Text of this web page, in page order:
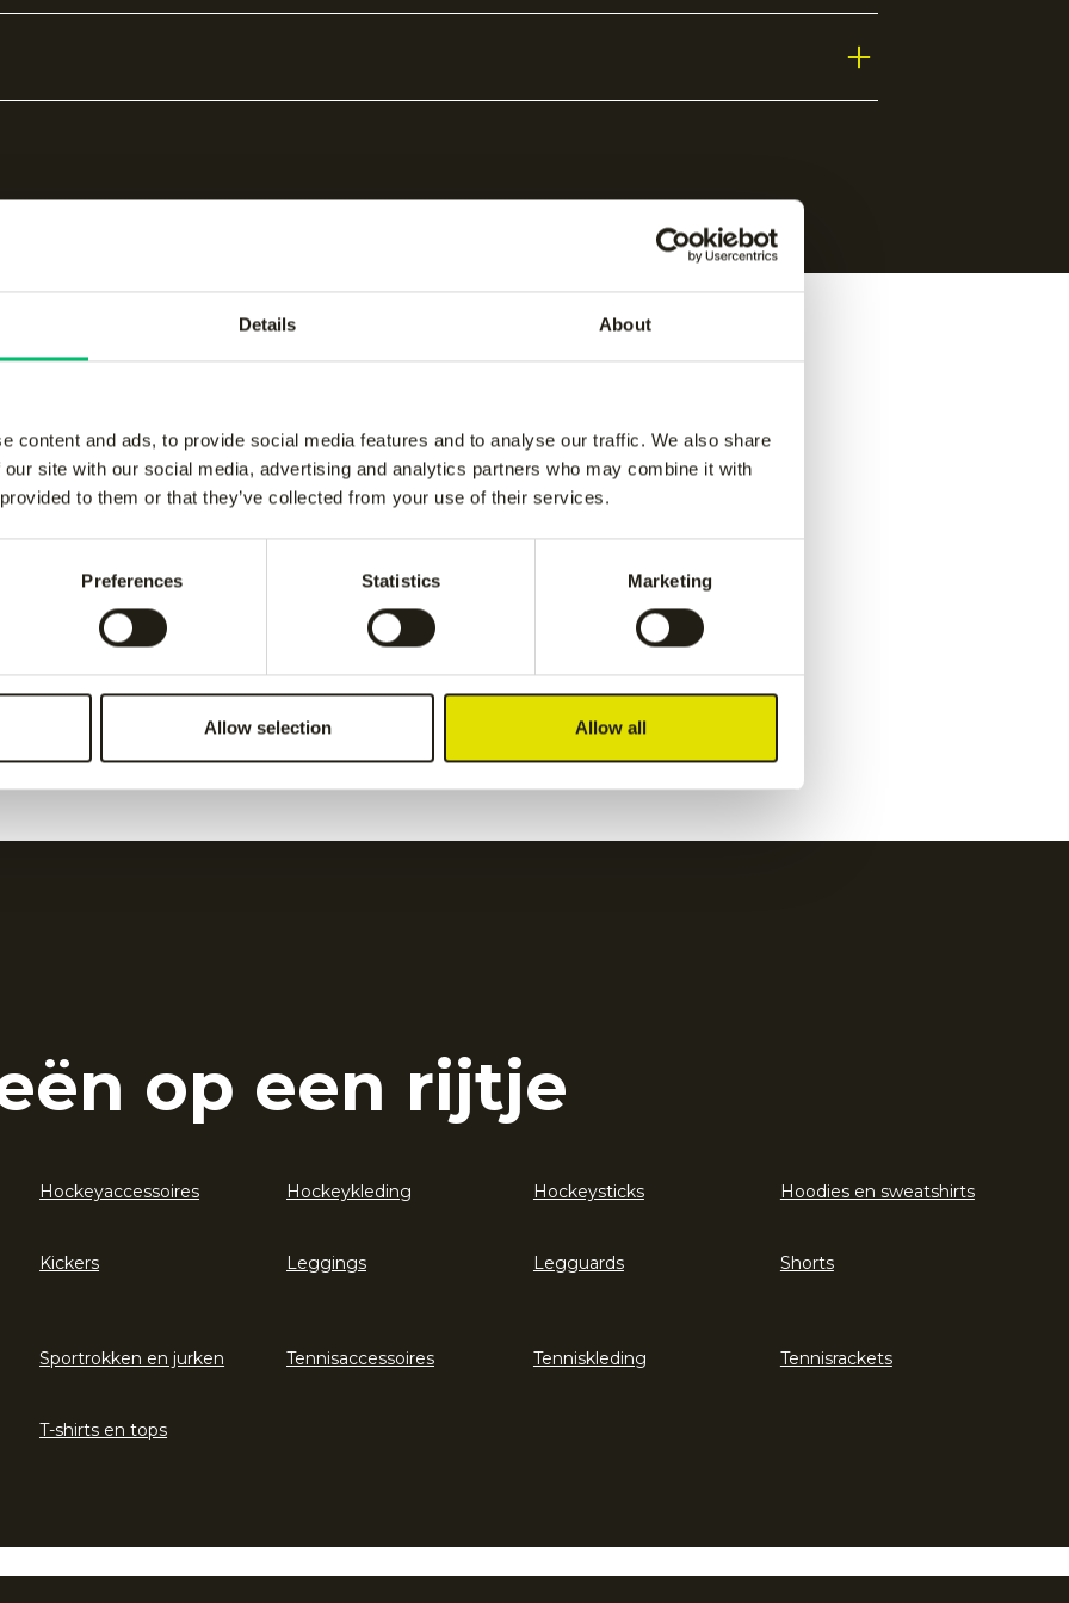
Details About
content and ads, to provide social media features and to analyse our traffic. We also share
site with our social media, advertising and analytics partners who may combine it with
to them or that they’ve collected from your use of their services.
Preferences Statistics Marketing
Allow selection Allow all
producten
performance
Jaipur women performance
pant
pant
€55.00
pant-Grey Kadiri women pant-navy
€65.00
Kadiri women pant
op een rijtje
Hockeyaccessoires Hockeykleding Hockeysticks Hoodies en sweatshirts
Kickers Leggings Legguards Shorts
Sportrokken en jurken Tennisaccessoires Tenniskleding Tennisrackets
T-shirts en tops